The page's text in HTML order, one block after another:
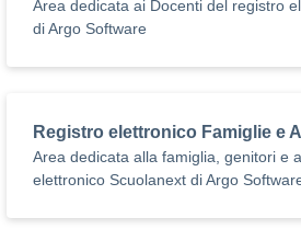
Area dedicata ai Docenti del registro
di Argo Software
Registro elettronico Famiglie e
Area dedicata alla famiglia, genitori e
elettronico Scuolanext di Argo